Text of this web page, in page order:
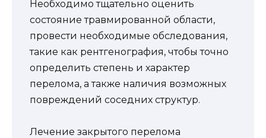
Необходимо тщательно оценить
состояние травмированной области,
провести необходимые обследования,
такие как рентгенография, чтобы точно
определить степень и характер
перелома, а также наличия возможных
повреждений соседних структур.
Лечение закрытого перелома